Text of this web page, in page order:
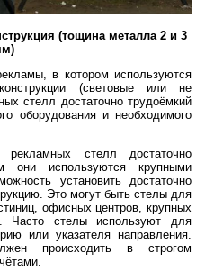
(тощина металла 2 и 3
в котором используются
(световые или не
стелл достаточно трудоёмкий
оборудования и необходимого
стелл достаточно
они используются крупными
установить достаточно
Это могут быть стелы для
офисных центров, крупных
Часто стелы используют для
или указателя направления.
происходить в строгом